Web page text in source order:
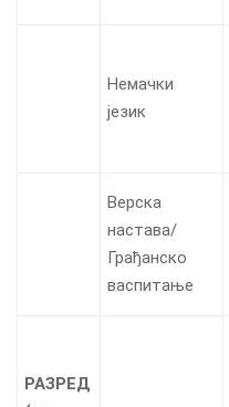
Немачки
језик
Верска
настава/
Грађанско
васпитање
РАЗРЕД